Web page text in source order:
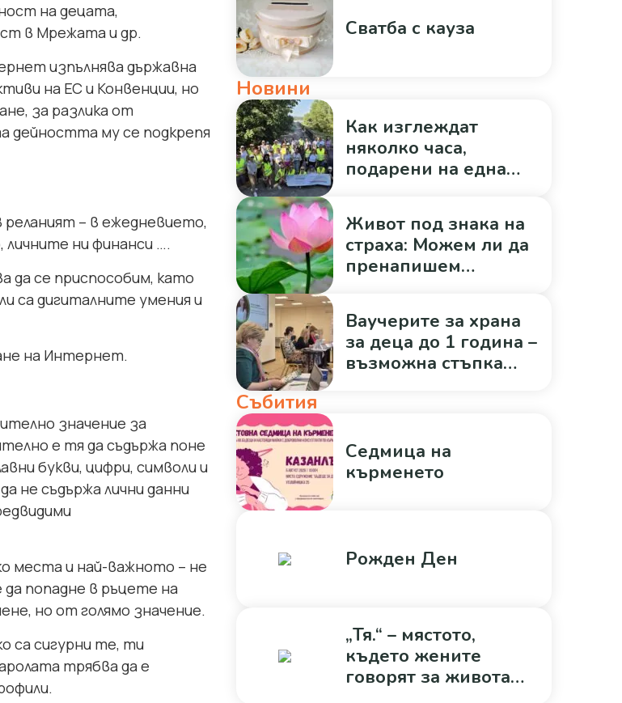
на децата,
в Мрежата и др.
изпълнява държавна
на ЕС и Конвенции, но
за разлика от
дейността му се подкрепя
– в ежедневието,
ни финанси ….
да се приспособим, като
са дигиталните умения и
на Интернет.
значение за
е тя да съдържа поне
букви, цифри, символи и
не съдържа лични данни
места и най-важното – не
да попадне в ръцете на
но от голямо значение.
са сигурни те, ти
трябва да е
Сватба с кауза
Новини
Как изглеждат
няколко часа,
подарени на една
Живот под знака на
страха: Можем ли да
пренапишем
Ваучерите за храна
за деца до 1 година –
възможна стъпка
Събития
Седмица на
кърменето
Рожден Ден
„Тя.“ – мястото,
където жените
говорят за живота